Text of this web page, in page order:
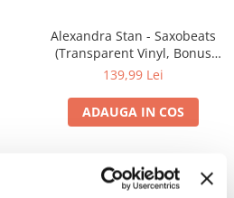
Alexandra Stan - Saxobeats
(Transparent Vinyl, Bonus
Tracks) ) (Disc Vinil)
139,99 Lei
ADAUGA IN COS
Genesis - We Can't Dance,
(CD)